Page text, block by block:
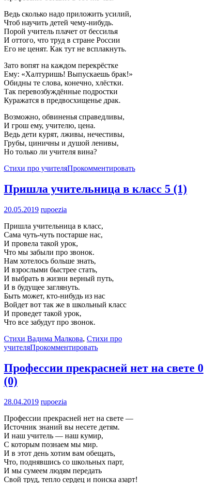
Ведь сколько надо приложить усилий,
Чтоб научить детей чему-нибудь.
Порой учитель плачет от бессилья
И оттого, что труд в стране России
Его не ценят. Как тут не всплакнуть.
Зато вопят на каждом перекрёстке
Ему: «Халтуришь! Выпускаешь брак!»
Обидны те слова, конечно, хлёстки.
Так перевозбуждённые подростки
Куражатся в предвосхищенье драк.
Возможно, обвиненья справедливы,
И грош ему, учителю, цена.
Ведь дети курят, лживы, нечестивы,
Грубы, циничны и душой ленивы,
Но только ли учителя вина?
Стихи про учителяПрокомментировать
Пришла учительница в класс 5 (1)
20.05.2019 rupoezia
Пришла учительница в класс,
Сама чуть-чуть постарше нас,
И провела такой урок,
Что мы забыли про звонок.
Нам хотелось больше знать,
И взрослыми быстрее стать,
И выбрать в жизни верный путь,
И в будущее заглянуть.
Быть может, кто-нибудь из нас
Войдет вот так же в школьный класс
И проведет такой урок,
Что все забудут про звонок.
Стихи Вадима Малкова, Стихи про
учителяПрокомментировать
Профессии прекрасней нет на свете 0
(0)
28.04.2019 rupoezia
Профессии прекрасней нет на свете —
Источник знаний вы несете детям.
И наш учитель — наш кумир,
С которым познаем мы мир.
И в этот день хотим вам обещать,
Что, поднявшись со школьных парт,
И мы сумеем людям передать
Свой труд, тепло сердец и поиска азарт!